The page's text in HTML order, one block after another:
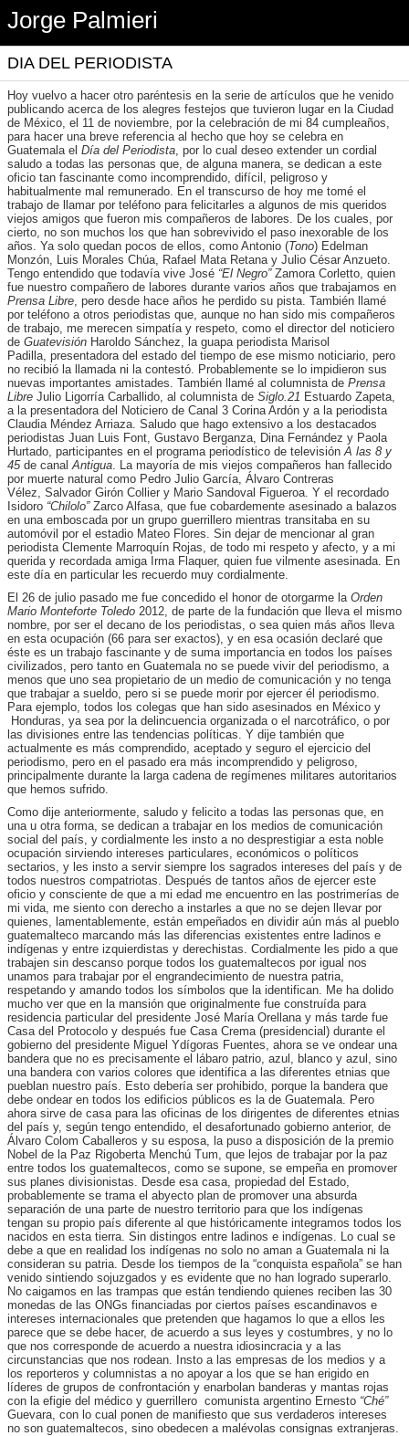
Jorge Palmieri
DIA DEL PERIODISTA
Hoy vuelvo a hacer otro paréntesis en la serie de artículos que he venido
publicando acerca de los alegres festejos que tuvieron lugar en la Ciudad
de México, el 11 de noviembre, por la celebración de mi 84 cumpleaños,
para hacer una breve referencia al hecho que hoy se celebra en
Guatemala el Día del Periodista, por lo cual deseo extender un cordial
saludo a todas las personas que, de alguna manera, se dedican a este
oficio tan fascinante como incomprendido, difícil, peligroso y
habitualmente mal remunerado. En el transcurso de hoy me tomé el
trabajo de llamar por teléfono para felicitarles a algunos de mis queridos
viejos amigos que fueron mis compañeros de labores. De los cuales, por
cierto, no son muchos los que han sobrevivido el paso inexorable de los
años. Ya solo quedan pocos de ellos, como Antonio (Tono) Edelman
Monzón, Luis Morales Chúa, Rafael Mata Retana y Julio César Anzueto.
Tengo entendido que todavía vive José “El Negro”Zamora Corletto, quien
fue nuestro compañero de labores durante varios años que trabajamos en
Prensa Libre, pero desde hace años he perdido su pista. También llamé
por teléfono a otros periodistas que, aunque no han sido mis compañeros
de trabajo, me merecen simpatía y respeto, como el director del noticiero
de Guatevisión Haroldo Sánchez, la guapa periodista Marisol
Padilla, presentadora del estado del tiempo de ese mismo noticiario, pero
no recibió la llamada ni la contestó. Probablemente se lo impidieron sus
nuevas importantes amistades. También llamé al columnista de Prensa
Libre Julio Ligorría Carballido, al columnista de Siglo.21 Estuardo Zapeta,
a la presentadora del Noticiero de Canal 3 Corina Ardón y a la periodista
Claudia Méndez Arriaza. Saludo que hago extensivo a los destacados
periodistas Juan Luis Font, Gustavo Berganza, Dina Fernández y Paola
Hurtado, participantes en el programa periodístico de televisiónA las 8 y
45de canalAntigua. La mayoría de mis viejos compañeros han fallecido
por muerte natural como Pedro Julio García, Álvaro Contreras
Vélez, Salvador Girón Collier y Mario Sandoval Figueroa. Y el recordado
Isidoro “Chilolo”Zarco Alfasa, que fue cobardemente asesinado a balazos
en una emboscada por un grupo guerrillero mientras transitaba en su
automóvil por el estadio Mateo Flores. Sin dejar de mencionar al gran
periodista Clemente Marroquín Rojas, de todo mi respeto y afecto, y a mi
querida y recordada amiga Irma Flaquer, quien fue vilmente asesinada. En
este día en particular les recuerdo muy cordialmente.
El 26 de julio pasado me fue concedido el honor de otorgarme la Orden
Mario Monteforte Toledo 2012, de parte de la fundación que lleva el mismo
nombre, por ser el decano de los periodistas, o sea quien más años lleva
en esta ocupación (66 para ser exactos), y en esa ocasión declaré que
éste es un trabajo fascinante y de suma importancia en todos los países
civilizados, pero tanto en Guatemala no se puede vivir del periodismo, a
menos que uno sea propietario de un medio de comunicación y no tenga
que trabajar a sueldo, pero si se puede morir por ejercer él periodismo.
Para ejemplo, todos los colegas que han sido asesinados en México y
Honduras, ya sea por la delincuencia organizada o el narcotráfico, o por
las divisiones entre las tendencias políticas. Y dije también que
actualmente es más comprendido, aceptado y seguro el ejercicio del
periodismo, pero en el pasado era más incomprendido y peligroso,
principalmente durante la larga cadena de regímenes militares autoritarios
que hemos sufrido.
Como dije anteriormente, saludo y felicito a todas las personas que, en
una u otra forma, se dedican a trabajar en los medios de comunicación
social del país, y cordialmente les insto a no desprestigiar a esta noble
ocupación sirviendo intereses particulares, económicos o políticos
sectarios, y les insto a servir siempre los sagrados intereses del país y de
todos nuestros compatriotas. Después de tantos años de ejercer este
oficio y consciente de que a mi edad me encuentro en las postrimerías de
mi vida, me siento con derecho a instarles a que no se dejen llevar por
quienes, lamentablemente, están empeñados en dividir aún más al pueblo
guatemalteco marcando más las diferencias existentes entre ladinos e
indígenas y entre izquierdistas y derechistas. Cordialmente les pido a que
trabajen sin descanso porque todos los guatemaltecos por igual nos
unamos para trabajar por el engrandecimiento de nuestra patria,
respetando y amando todos los símbolos que la identifican. Me ha dolido
mucho ver que en la mansión que originalmente fue construída para
residencia particular del presidente José María Orellana y más tarde fue
Casa del Protocolo y después fue Casa Crema (presidencial) durante el
gobierno del presidente Miguel Ydígoras Fuentes, ahora se ve ondear una
bandera que no es precisamente el lábaro patrio, azul, blanco y azul, sino
una bandera con varios colores que identifica a las diferentes etnias que
pueblan nuestro país. Esto debería ser prohibido, porque la bandera que
debe ondear en todos los edificios públicos es la de Guatemala. Pero
ahora sirve de casa para las oficinas de los dirigentes de diferentes etnias
del país y, según tengo entendido, el desafortunado gobierno anterior, de
Álvaro Colom Caballeros y su esposa, la puso a disposición de la premio
Nobel de la Paz Rigoberta Menchú Tum, que lejos de trabajar por la paz
entre todos los guatemaltecos, como se supone, se empeña en promover
sus planes divisionistas. Desde esa casa, propiedad del Estado,
probablemente se trama el abyecto plan de promover una absurda
separación de una parte de nuestro territorio para que los indígenas
tengan su propio país diferente al que históricamente integramos todos los
nacidos en esta tierra. Sin distingos entre ladinos e indígenas. Lo cual se
debe a que en realidad los indígenas no solo no aman a Guatemala ni la
consideran su patria. Desde los tiempos de la “conquista española” se han
venido sintiendo sojuzgados y es evidente que no han logrado superarlo.
No caigamos en las trampas que están tendiendo quienes reciben las 30
monedas de las ONGs financiadas por ciertos países escandinavos e
intereses internacionales que pretenden que hagamos lo que a ellos les
parece que se debe hacer, de acuerdo a sus leyes y costumbres, y no lo
que nos corresponde de acuerdo a nuestra idiosincracia y a las
circunstancias que nos rodean. Insto a las empresas de los medios y a
los reporteros y columnistas a no apoyar a los que se han erigido en
líderes de grupos de confrontación y enarbolan banderas y mantas rojas
con la efigie del médico y guerrillero comunista argentino Ernesto “Ché”
Guevara, con lo cual ponen de manifiesto que sus verdaderos intereses
no son guatemaltecos, sino obedecen a malévolas consignas extranjeras.